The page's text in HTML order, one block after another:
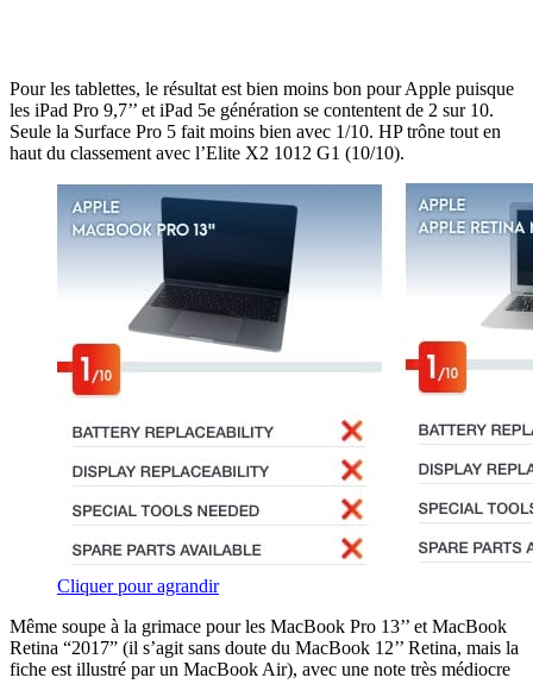
Pour les tablettes, le résultat est bien moins bon pour Apple puisque
les iPad Pro 9,7’’ et iPad 5e génération se contentent de 2 sur 10.
Seule la Surface Pro 5 fait moins bien avec 1/10. HP trône tout en
haut du classement avec l’Elite X2 1012 G1 (10/10).
Cliquer pour agrandir
Même soupe à la grimace pour les MacBook Pro 13’’ et MacBook
Retina “2017” (il s’agit sans doute du MacBook 12’’ Retina, mais la
fiche est illustré par un MacBook Air), avec une note très médiocre